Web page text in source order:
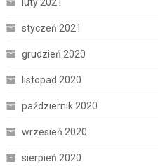
luty 2021
styczeń 2021
grudzień 2020
listopad 2020
październik 2020
wrzesień 2020
sierpień 2020